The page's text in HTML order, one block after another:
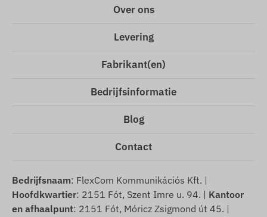
Over ons
Levering
Fabrikant(en)
Bedrijfsinformatie
Blog
Contact
Bedrijfsnaam: FlexCom Kommunikációs Kft. |
Hoofdkwartier: 2151 Fót, Szent Imre u. 94. | Kantoor
en afhaalpunt: 2151 Fót, Móricz Zsigmond út 45. |